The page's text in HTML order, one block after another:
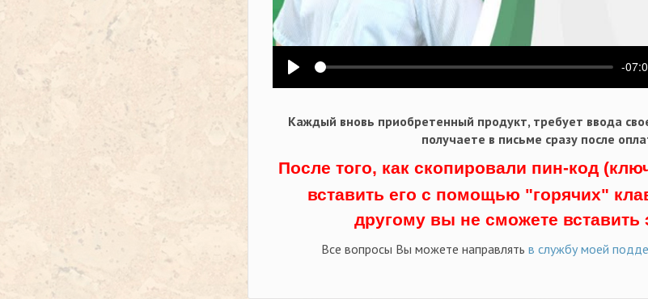
Воспроизвести
-
Каждый вновь приобретенный продукт, требует ввода
получаете в письме сразу после
После того, как скопировали пин-код
вставить его с помощью "горячих"
другому вы не сможете вставить
Все вопросы Вы можете направлять в службу моей